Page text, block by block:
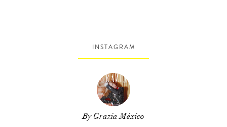
INSTAGRAM
By Grazia México